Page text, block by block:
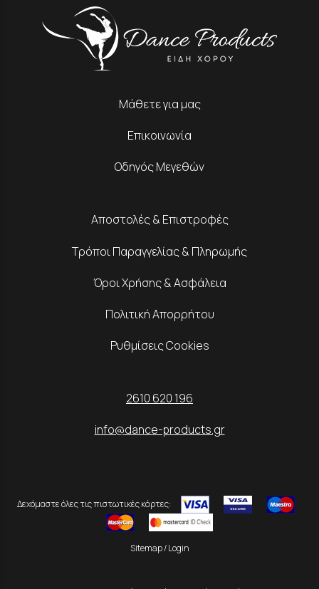
Μάθετε για μας
Επικοινωνία
Οδηγός Μεγεθών
Αποστολές & Επιστροφές
Τρόποι Παραγγελίας & Πληρωμής
Όροι Χρήσης & Ασφάλεια
Πολιτική Απορρήτου
Ρυθμίσεις Cookies
2610 620 196
info@dance-products.gr
Δεχόμαστε όλες τις πιστωτικές κάρτες:
Sitemap/Login